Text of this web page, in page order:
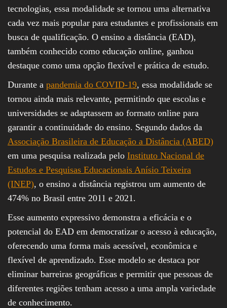
tecnologias, essa modalidade se tornou uma alternativa
cada vez mais popular para estudantes e profissionais em
busca de qualificação. O ensino a distância (EAD),
também conhecido como educação online, ganhou
destaque como uma opção flexível e prática de estudo.
Durante a pandemia do COVID-19, essa modalidade se
tornou ainda mais relevante, permitindo que escolas e
universidades se adaptassem ao formato online para
garantir a continuidade do ensino. Segundo dados da
Associação Brasileira de Educação a Distância (ABED)
em uma pesquisa realizada pelo Instituto Nacional de
Estudos e Pesquisas Educacionais Anísio Teixeira
(INEP), o ensino a distância registrou um aumento de
474% no Brasil entre 2011 e 2021.
Esse aumento expressivo demonstra a eficácia e o
potencial do EAD em democratizar o acesso à educação,
oferecendo uma forma mais acessível, econômica e
flexível de aprendizado. Esse modelo se destaca por
eliminar barreiras geográficas e permitir que pessoas de
diferentes regiões tenham acesso a uma ampla variedade
de conhecimento.